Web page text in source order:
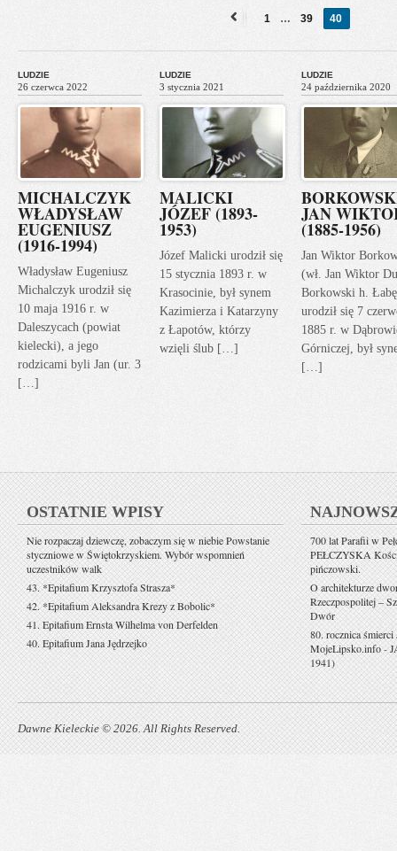
Previous
1 … 39 40
LUDZIE
26 czerwca 2022
MICHALCZYK
WŁADYSŁAW
EUGENIUSZ
(1916-1994)
Władysław Eugeniusz
Michalczyk urodził się
10 maja 1916 r. w
Daleszycach (powiat
kielecki), a jego
rodzicami byli Jan (ur. 3
[…]
LUDZIE
3 stycznia 2021
MALICKI
JÓZEF (1893-
1953)
Józef Malicki urodził się
15 stycznia 1893 r. w
Krasocinie, był synem
Kazimierza i Katarzyny
z Łapotów, którzy
wzięli ślub […]
LUDZIE
24 października 2020
JAN
(1885-1956)
Jan Wiktor
(wł. Jan Wiktor
Borkowski h.
urodził się 7
1885 r. w
Górniczej, był
[…]
OSTATNIE WPISY
Nie rozpaczaj dziewczę, zobaczym się w niebie Powstanie
styczniowe w Świętokrzyskiem. Wybór wspomnień
uczestników walk
43. *Epitafium Krzysztofa Strasza*
42. *Epitafium Aleksandra Krezy z Bobolic*
41. Epitafium Ernsta Wilhelma von Derfelden
40. Epitafium Jana Jędrzejko
700 lat Parafii w
PEŁCZYSKA
pińczowski.
O architekturze
Rzeczpospolitej –
Dwór
80. rocznica
MojeLipsko.info-
1941)
Dawne Kieleckie © 2026. All Rights Reserved.